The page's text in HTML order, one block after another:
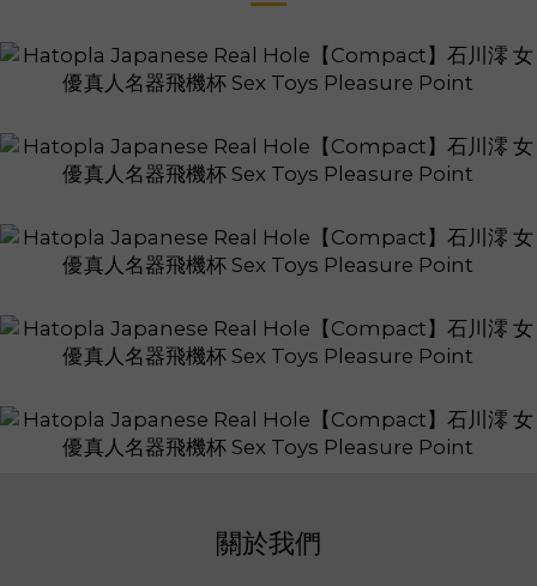
關於我們